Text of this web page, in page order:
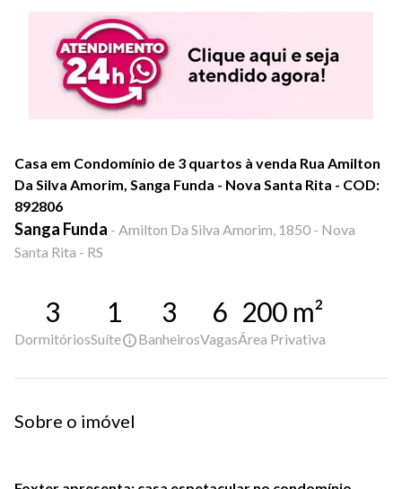
Casa em Condomínio de 3 quartos à venda Rua Amilton
Da Silva Amorim, Sanga Funda - Nova Santa Rita - COD:
892806
Sanga Funda - Amilton Da Silva Amorim, 1850 - Nova
Santa Rita - RS
3
Dormitórios
1
Suíte
3
Banheiros
6
Vagas
200 m²
Área Privativa
Sobre o imóvel